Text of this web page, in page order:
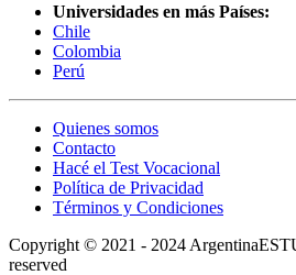
Universidades en más Países:
Chile
Colombia
Perú
Quienes somos
Contacto
Hacé el Test Vocacional
Política de Privacidad
Términos y Condiciones
Copyright © 2021 - 2024
reserved